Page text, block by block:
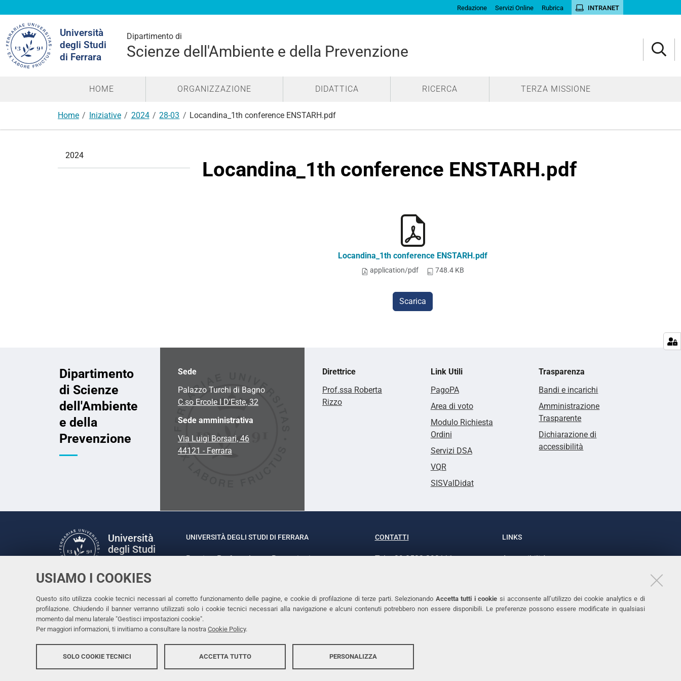
USIAMO I COOKIES
Questo sito utilizza cookie tecnici necessari al corretto funzionamento delle pagine, e cookie di profilazione di terze parti. Selezionando Accetta tutti i cookie si acconsente all’utilizzo dei cookie analytics e di
profilazione. Chiudendo il banner verranno utilizzati solo i cookie tecnici necessari alla navigazione e alcuni contenuti potrebbero non essere disponibili. Le preferenze possono essere modificate in qualsiasi
momento dal menu laterale "Gestisci impostazioni cookie".
Per maggiori informazioni, ti invitiamo a consultare la nostra Cookie Policy.
SOLO COOKIE TECNICI ACCETTA TUTTO PERSONALIZZA
Redazione Servizi Online Rubrica INTRANET
Università
degli Studi
di Ferrara
Dipartimento di
Scienze dell'Ambiente e della Prevenzione
nel
sito
HOME ORGANIZZAZIONE DIDATTICA RICERCA TERZA MISSIONE
Home Iniziative 2024 28-03 Locandina_1th conference ENSTARH.pdf
Locandina_1th conference ENSTARH.pdf
Locandina_1th conference ENSTARH.pdf
application/pdf 748.4 KB
Scarica
2024
Dipartimento
di Scienze
dell'Ambiente
e della
Prevenzione
Sede
Palazzo Turchi di Bagno
C.so Ercole I D'Este, 32
Sede amministrativa
Via Luigi Borsari, 46
44121 - Ferrara
Direttrice
Prof.ssa Roberta
Rizzo
Link Utili
PagoPA
Area di voto
Modulo Richiesta
Ordini
Servizi DSA
VQR
SISValDidat
Trasparenza
Bandi e incarichi
Amministrazione
Trasparente
Dichiarazione di
accessibilità
Università
degli Studi
Facebook
LinkedinInstagram
Youtube
UNIVERSITÀ DEGLI STUDI DI FERRARA
Rettrice: Prof.ssa Laura Ramaciotti
CONTATTI
Tel. +39 0532 293111
LINKS
Accessibilità
Cookies